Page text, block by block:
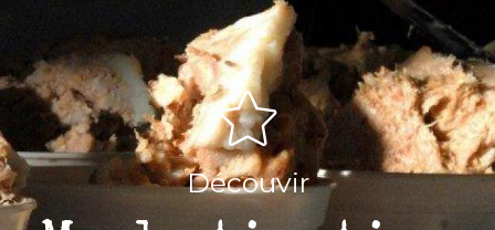
Découvir